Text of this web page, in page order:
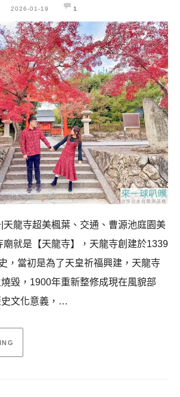
2026-01-19 1
天龍寺超美楓葉、交通、曹源池庭園美
廟就是【天龍寺】，天龍寺創建於1339
，當初是為了天皇祈福興建，天龍寺
毀，1900年重新整修成現在風貌部
文化意義，…